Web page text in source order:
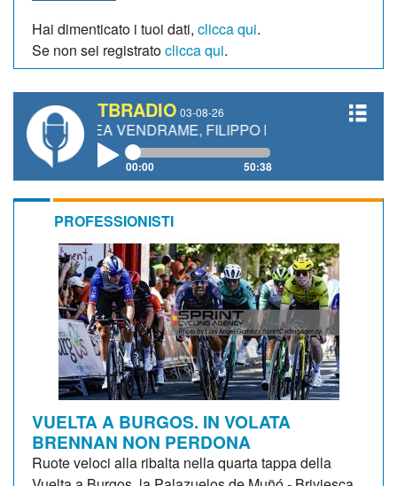
Hai dimenticato i tuoi dati, clicca qui.
Se non sei registratoclicca qui.
TBRADIO 03-08-26
VENDRAME, FILIPPO FIORELLI
00:00 50:38
PROFESSIONISTI
VUELTA A BURGOS. IN VOLATA
BRENNAN NON PERDONA
Ruote veloci alla ribalta nella quarta tappa della